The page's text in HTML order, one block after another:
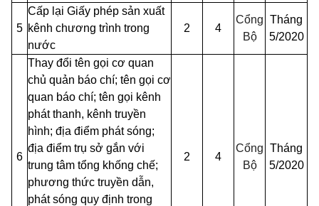
5
Cấp lại Giấy phép sản xuất
kênh chương trình trong
nước
2 4
Cổng
Bộ
Tháng
5/2020
6
Thay đổi tên gọi cơ quan
chủ quản báo chí; tên gọi cơ
quan báo chí; tên gọi kênh
phát thanh, kênh truyền
hình; địa điểm phát sóng;
địa điểm trụ sở gắn với
trung tâm tổng khống chế;
phương thức truyền dẫn,
phát sóng quy định trong
2 4
Cổng
Bộ
Tháng
5/2020